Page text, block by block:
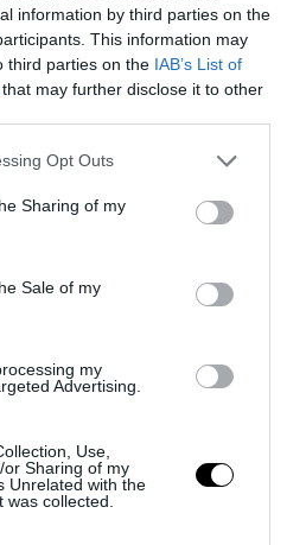
information by third parties on the
This information may
third parties on the IAB’s List of
that may further disclose it to other
app uses one or more Google
behaviour. You may click to
and its third-party tags to
purposes in below Google
Opt Outs
Sharing of my
Sale of my
my
Advertising.
Use,
Sharing of my
Unrelated with the
collected.
το Ισραήλ για να
τις κινήσεις